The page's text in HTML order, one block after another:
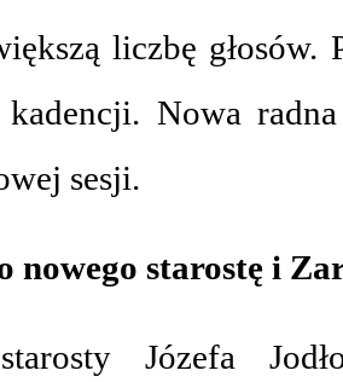
liczbę głosów.
Nowa
sesji.
nowego starostę i
Józefa